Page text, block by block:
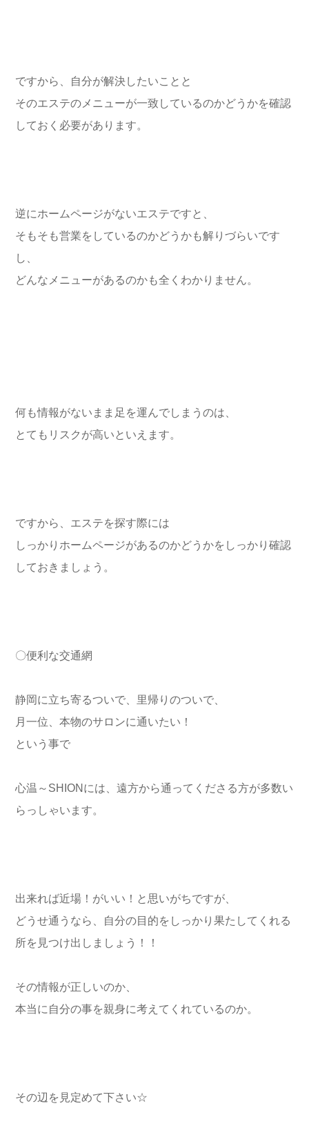
ですから、自分が解決したいことと
そのエステのメニューが一致しているのかどうかを確認
しておく必要があります。
逆にホームページがないエステですと、
そもそも営業をしているのかどうかも解りづらいです
し、
どんなメニューがあるのかも全くわかりません。
何も情報がないまま足を運んでしまうのは、
とてもリスクが高いといえます。
ですから、エステを探す際には
しっかりホームページがあるのかどうかをしっかり確認
しておきましょう。
〇便利な交通網
静岡に立ち寄るついで、里帰りのついで、
月一位、本物のサロンに通いたい！
という事で
心温～SHIONには、遠方から通ってくださる方が多数い
らっしゃいます。
出来れば近場！がいい！と思いがちですが、
どうせ通うなら、自分の目的をしっかり果たしてくれる
所を見つけ出しましょう！！
その情報が正しいのか、
本当に自分の事を親身に考えてくれているのか。
その辺を見定めて下さい☆